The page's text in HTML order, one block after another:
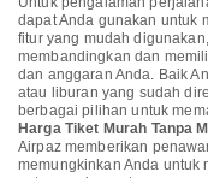
dapat Anda gunakan untuk
fitur yang mudah
membandingkan dan
dan anggaran Anda. Baik
atau liburan yang sudah
berbagai pilihan untuk
Harga Tiket Murah Tanpa
Airpaz memberikan
memungkinkan Anda untuk